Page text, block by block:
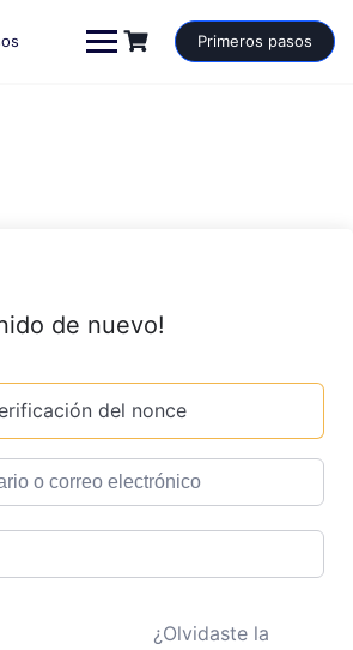
Primeros pasos
de nuevo!
del nonce
¿Olvidaste la